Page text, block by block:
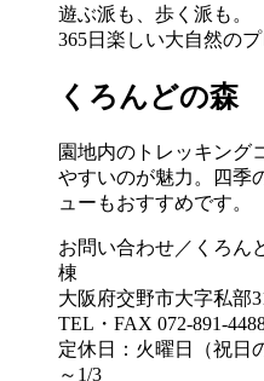
遊ぶ派も、歩く派も。
365日楽しい大自然のプ
くろんどの森
園地内のトレッキング
やすいのが魅力。四季
ューもおすすめです。
お問い合わせ／くろん
棟
大阪府交野市大字私部
TEL・FAX 072-891-
定休日：火曜日（祝日
～1/3